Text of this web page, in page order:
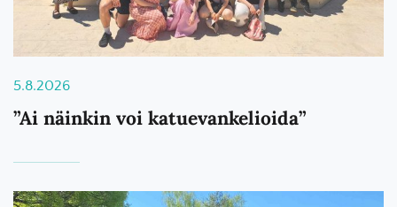
5.8.2026
”Ai näinkin voi katuevankelioida”